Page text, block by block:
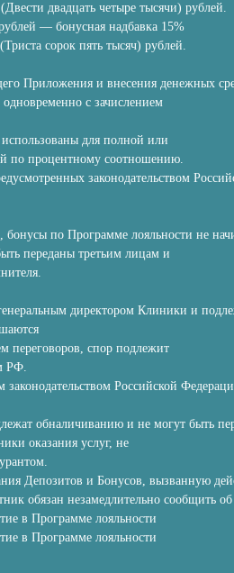
двадцать четыре тысячи) рублей.
— бонусная надбавка 15%
сорок пять тысяч) рублей.
Приложения и внесения денежных
с зачислением
для полной или
по процентному соотношению.
законодательством
по Программе лояльности не
переданы третьим лицам и
директором Клиники и
переговоров, спор подлежит
РФ.
Российской
обналичиванию и не могут быть
оказания услуг, не
Депозитов и Бонусов, вызванную
обязан незамедлительно сообщить
в Программе лояльности
в Программе лояльности